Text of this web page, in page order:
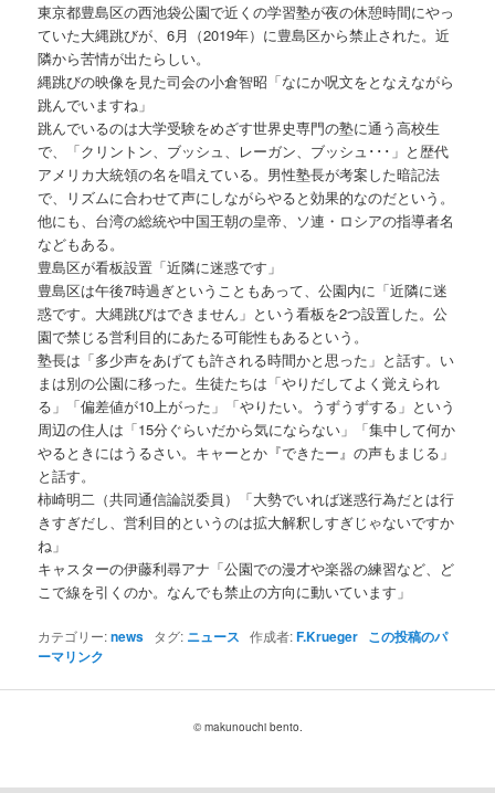
東京都豊島区の西池袋公園で近くの学習塾が夜の休憩時間にやっ
ていた大縄跳びが、6月（2019年）に豊島区から禁止された。近
隣から苦情が出たらしい。
縄跳びの映像を見た司会の小倉智昭「なにか呪文をとなえながら
跳んでいますね」
跳んでいるのは大学受験をめざす世界史専門の塾に通う高校生
で、「クリントン、ブッシュ、レーガン、ブッシュ･･･」と歴代
アメリカ大統領の名を唱えている。男性塾長が考案した暗記法
で、リズムに合わせて声にしながらやると効果的なのだという。
他にも、台湾の総統や中国王朝の皇帝、ソ連・ロシアの指導者名
などもある。
豊島区が看板設置「近隣に迷惑です」
豊島区は午後7時過ぎということもあって、公園内に「近隣に迷
惑です。大縄跳びはできません」という看板を2つ設置した。公
園で禁じる営利目的にあたる可能性もあるという。
塾長は「多少声をあげても許される時間かと思った」と話す。い
まは別の公園に移った。生徒たちは「やりだしてよく覚えられ
る」「偏差値が10上がった」「やりたい。うずうずする」という
周辺の住人は「15分ぐらいだから気にならない」「集中して何か
やるときにはうるさい。キャーとか『できたー』の声もまじる」
と話す。
柿崎明二（共同通信論説委員）「大勢でいれば迷惑行為だとは行
きすぎだし、営利目的というのは拡大解釈しすぎじゃないですか
ね」
キャスターの伊藤利尋アナ「公園での漫才や楽器の練習など、ど
こで線を引くのか。なんでも禁止の方向に動いています」
カテゴリー:news タグ: ニュース 作成者:F.Krueger この投稿のパ
ーマリンク
© makunouchi bento.